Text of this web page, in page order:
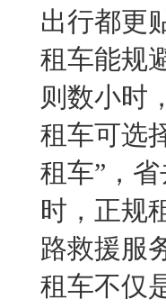
出行都更
租车能规
则数小时
租车可选
租车”，
时，正规
路救援服
租车不仅